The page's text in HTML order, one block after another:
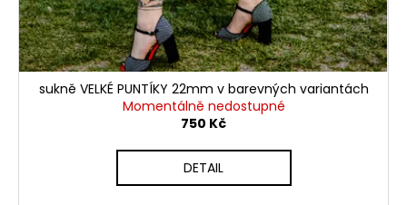
sukně VELKÉ PUNTÍKY 22mm v barevných variantách
Momentálně nedostupné
750 Kč
DETAIL